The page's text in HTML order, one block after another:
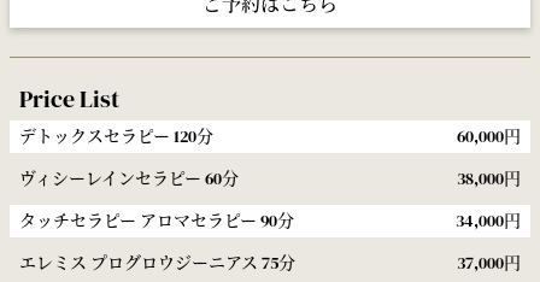
Price List
デトックスセラピー 120分
60,000円
ヴィシーレインセラピー 60分
38,000円
タッチセラピー アロマセラピー 90分
34,000円
エレミス プログロウジーニアス 75分
37,000円